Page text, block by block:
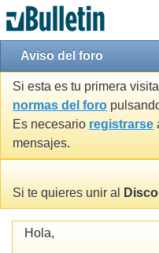
Aviso del foro
Si esta es tu primera
normas del foro
Es necesario registrarse
mensajes.
Si te quieres unir al
Hola,